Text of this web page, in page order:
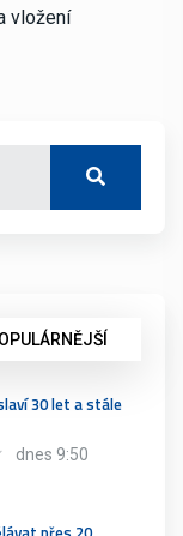
vložení
30 let a stále
dnes 9:50